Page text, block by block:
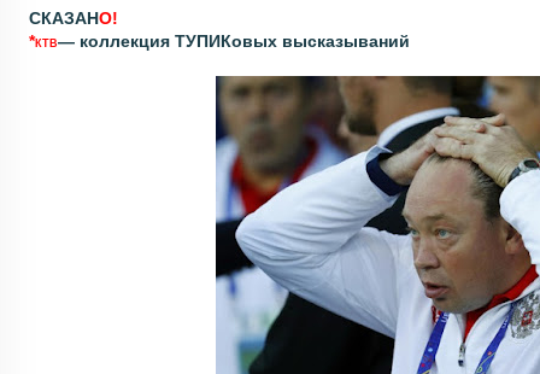
СКАЗАНО!
*КТВ— коллекция ТУПИКовых высказываний